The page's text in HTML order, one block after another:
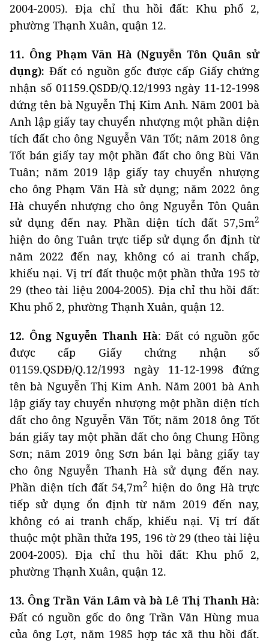
2004-2005). Địa chỉ thu hồi đất: Khu phố 2,
phường Thạnh Xuân, quận 12.
11. Ông Phạm Văn Hà (Nguyễn Tôn Quân sử
dụng): Đất có nguồn gốc được cấp Giấy chứng
nhận số 01159.QSDĐ/Q.12/1993 ngày 11-12-1998
đứng tên bà Nguyễn Thị Kim Anh. Năm 2001 bà
Anh lập giấy tay chuyển nhượng một phần diện
tích đất cho ông Nguyễn Văn Tốt; năm 2018 ông
Tốt bán giấy tay một phần đất cho ông Bùi Văn
Tuân; năm 2019 lập giấy tay chuyển nhượng
cho ông Phạm Văn Hà sử dụng; năm 2022 ông
Hà chuyển nhượng cho ông Nguyễn Tôn Quân
sử dụng đến nay. Phần diện tích đất 57,5m2
hiện do ông Tuân trực tiếp sử dụng ổn định từ
năm 2022 đến nay, không có ai tranh chấp,
khiếu nại. Vị trí đất thuộc một phần thửa 195 tờ
29 (theo tài liệu 2004-2005). Địa chỉ thu hồi đất:
Khu phố 2, phường Thạnh Xuân, quận 12.
12. Ông Nguyễn Thanh Hà: Đất có nguồn gốc
được cấp Giấy chứng nhận số
01159.QSDĐ/Q.12/1993 ngày 11-12-1998 đứng
tên bà Nguyễn Thị Kim Anh. Năm 2001 bà Anh
lập giấy tay chuyển nhượng một phần diện tích
đất cho ông Nguyễn Văn Tốt; năm 2018 ông Tốt
bán giấy tay một phần đất cho ông Chung Hồng
Sơn; năm 2019 ông Sơn bán lại bằng giấy tay
cho ông Nguyễn Thanh Hà sử dụng đến nay.
Phần diện tích đất 54,7m2 hiện do ông Hà trực
tiếp sử dụng ổn định từ năm 2019 đến nay,
không có ai tranh chấp, khiếu nại. Vị trí đất
thuộc một phần thửa 195, 196 tờ 29 (theo tài liệu
2004-2005). Địa chỉ thu hồi đất: Khu phố 2,
phường Thạnh Xuân, quận 12.
13. Ông Trần Văn Lâm và bà Lê Thị Thanh Hà:
Đất có nguồn gốc do ông Trần Văn Hùng mua
của ông Lợt, năm 1985 hợp tác xã thu hồi đất.